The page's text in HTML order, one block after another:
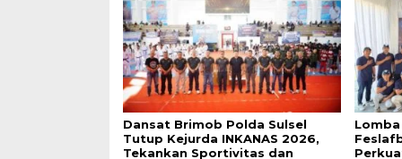
Dansat Brimob Polda Sulsel
Tutup Kejurda INKANAS 2026,
Tekankan Sportivitas dan